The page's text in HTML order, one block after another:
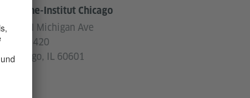
Goethe-Institut Chicago
150 N Michigan Ave
Suite 420
Chicago, IL 60601